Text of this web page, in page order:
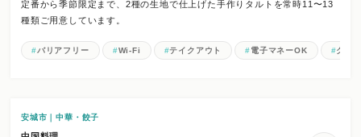
定番から季節限定まで、2種の生地で仕上げた手作りタルトを常時11〜13
種類ご用意しています。
バリアフリー Wi-Fi テイクアウト 電子マネーOK クレ
安城市｜中華・餃子